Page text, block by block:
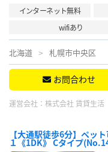
インターネット無料
wifiあり
北海道 札幌市中央区
お問合わせ
運営会社： 株式会社 賃貸生活
【大通駅徒歩6分】ペッ
１《1DK》 Cタイプ